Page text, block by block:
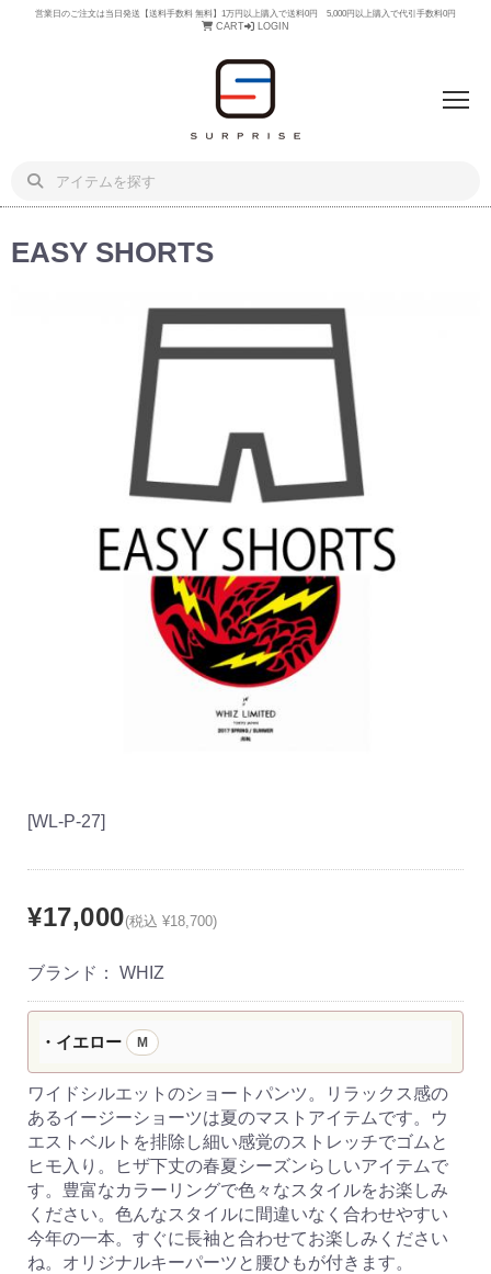
営業日のご注文は当日発送【送料手数料 無料】1万円以上購入で送料0円 5,000円以上購入で代引手数料0円
CART LOGIN
EASY SHORTS
[WL-P-27]
¥17,000(税込 ¥18,700)
ブランド： WHIZ
・イエロー M
ワイドシルエットのショートパンツ。リラックス感の
あるイージーショーツは夏のマストアイテムです。ウ
エストベルトを排除し細い感覚のストレッチでゴムと
ヒモ入り。ヒザ下丈の春夏シーズンらしいアイテムで
す。豊富なカラーリングで色々なスタイルをお楽しみ
ください。色んなスタイルに間違いなく合わせやすい
今年の一本。すぐに長袖と合わせてお楽しみください
ね。オリジナルキーパーツと腰ひもが付きます。